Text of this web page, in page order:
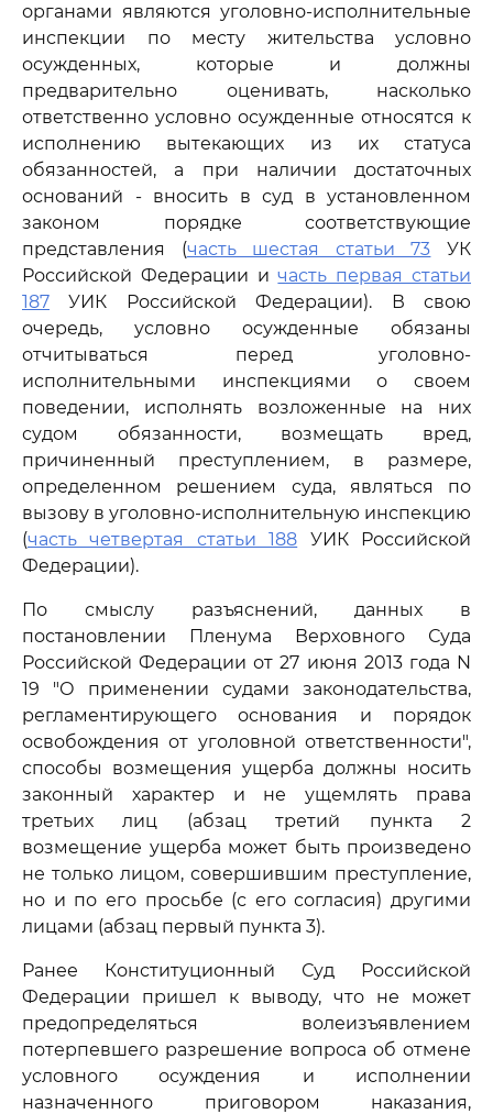
органами являются уголовно-исполнительные
инспекции по месту жительства условно
осужденных, которые и должны
предварительно оценивать, насколько
ответственно условно осужденные относятся к
исполнению вытекающих из их статуса
обязанностей, а при наличии достаточных
оснований - вносить в суд в установленном
законом порядке соответствующие
представления (часть шестая статьи 73 УК
Российской Федерации ичасть первая статьи
187 УИК Российской Федерации). В свою
очередь, условно осужденные обязаны
отчитываться перед уголовно-
исполнительными инспекциями о своем
поведении, исполнять возложенные на них
судом обязанности, возмещать вред,
причиненный преступлением, в размере,
определенном решением суда, являться по
вызову в уголовно-исполнительную инспекцию
(часть четвертая статьи 188 УИК Российской
Федерации).
По смыслу разъяснений, данных в
постановлении Пленума Верховного Суда
Российской Федерации от 27 июня 2013 года N
19 "О применении судами законодательства,
регламентирующего основания и порядок
освобождения от уголовной ответственности",
способы возмещения ущерба должны носить
законный характер и не ущемлять права
третьих лиц (абзац третий пункта 2
возмещение ущерба может быть произведено
не только лицом, совершившим преступление,
но и по его просьбе (с его согласия) другими
лицами (абзац первый пункта 3).
Ранее Конституционный Суд Российской
Федерации пришел к выводу, что не может
предопределяться волеизъявлением
потерпевшего разрешение вопроса об отмене
условного осуждения и исполнении
назначенного приговором наказания,